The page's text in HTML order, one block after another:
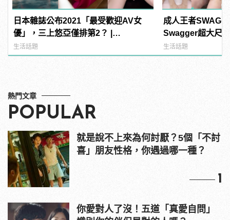
日本雜誌公布2021「最受歡迎AV女
優」，三上悠亞僅排第2？ |
manfashion這樣變型男
生活話題
成人王者SWAG
Swagger超大尺
紅海鮮通通有，
結！ |
生活話題
熱門文章
POPULAR
就是說不上來為何討厭？5個「不討
喜」朋友性格，你遇過哪一種？
1
你愛對人了沒！五道「真愛自問」